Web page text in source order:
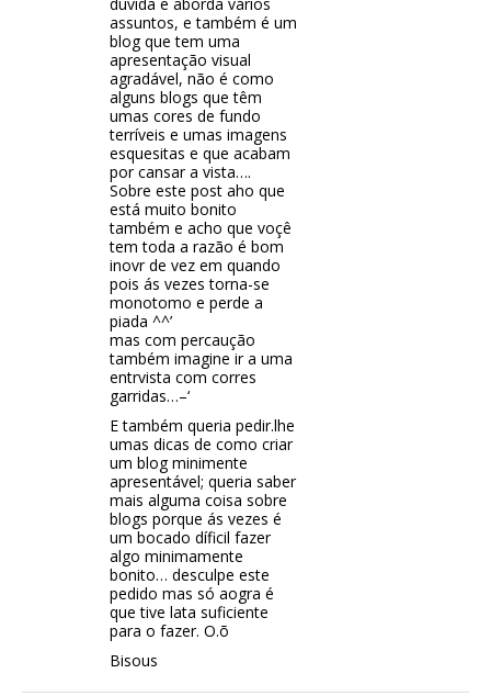
assuntos, e também é um
blog que tem uma
apresentação visual
agradável, não é como
alguns blogs que têm
umas cores de fundo
terríveis e umas imagens
esquesitas e que acabam
por cansar a vista….
Sobre este post aho que
está muito bonito
também e acho que voçê
tem toda a razão é bom
inovr de vez em quando
pois ás vezes torna-se
monotomo e perde a
piada ^^’
mas com percaução
também imagine ir a uma
entrvista com corres
garridas…–‘
E também queria pedir.lhe
umas dicas de como criar
um blog minimente
apresentável; queria saber
mais alguma coisa sobre
blogs porque ás vezes é
um bocado díficil fazer
algo minimamente
bonito… desculpe este
pedido mas só aogra é
que tive lata suficiente
para o fazer. O.õ
Bisous